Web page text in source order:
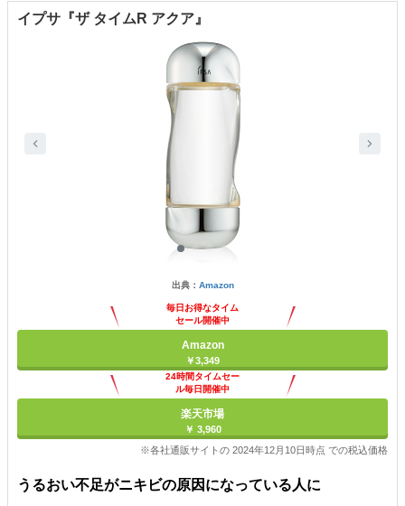
イプサ『ザ タイムR アクア』
出典： Amazon
毎日お得なタイム
セール開催中
Amazon
￥3,349
24時間タイムセー
ル毎日開催中
楽天市場
￥ 3,960
※各社通販サイトの 2024年12月10日時点 での税込価格
うるおい不足がニキビの原因になっている人に